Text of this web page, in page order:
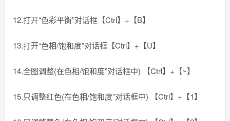
12.打开“色彩平衡”对话框【Ctrl】+【B】
13.打开“色相/饱和度”对话框【Ctrl】+【U】
14.全图调整(在色相/饱和度”对话框中) 【Ctrl】+【~】
15.只调整红色(在色相/饱和度”对话框中) 【Ctrl】+【1】